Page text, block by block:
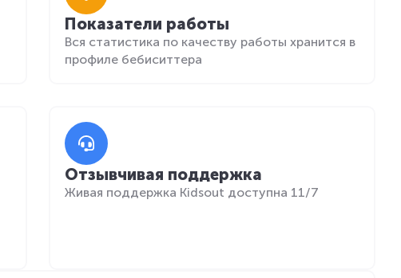
Показатели работы
Вся статистика по качеству работы хранится в
профиле бебиситтера
Отзывчивая поддержка
Живая поддержка Kidsout доступна 11/7